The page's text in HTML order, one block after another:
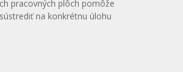
pracovných plôch pomôže
na konkrétnu úlohu